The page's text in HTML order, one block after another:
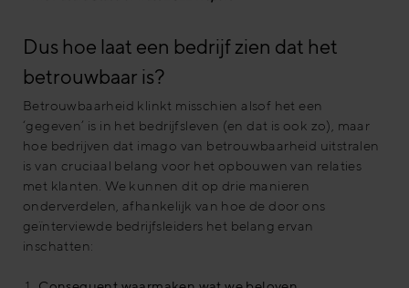
Dus hoe laat een bedrijf zien dat het
betrouwbaar is?
Betrouwbaarheid klinkt misschien alsof het een
‘gegeven’ is in het bedrijfsleven (en dat is ook zo), maar
hoe bedrijven dat imago van betrouwbaarheid uitstralen
is van cruciaal belang voor het opbouwen van relaties
met klanten. We kunnen dit op drie manieren
onderverdelen, afhankelijk van hoe de door ons
geïnterviewde bedrijfsleiders het belang ervan
inschatten: